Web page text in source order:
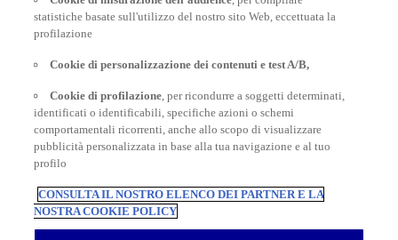
INFORMAZIONI UTILI
Inter Partner Assistance S.A. Compagnia di Assicurazioni e Riassicurazioni
statistiche basate sull'utilizzo del nostro sito Web, eccettuata la
profilazione
Cookie di personalizzazione dei contenuti e test A/B,
Cookie di profilazione, per ricondurre a soggetti determinati,
identificati o identificabili, specifiche azioni o schemi
comportamentali ricorrenti, anche allo scopo di visualizzare
pubblicità personalizzata in base alla tua navigazione e al tuo
profilo
CONSULTA IL NOSTRO ELENCO DEI PARTNER E LA
NOSTRA COOKIE POLICY